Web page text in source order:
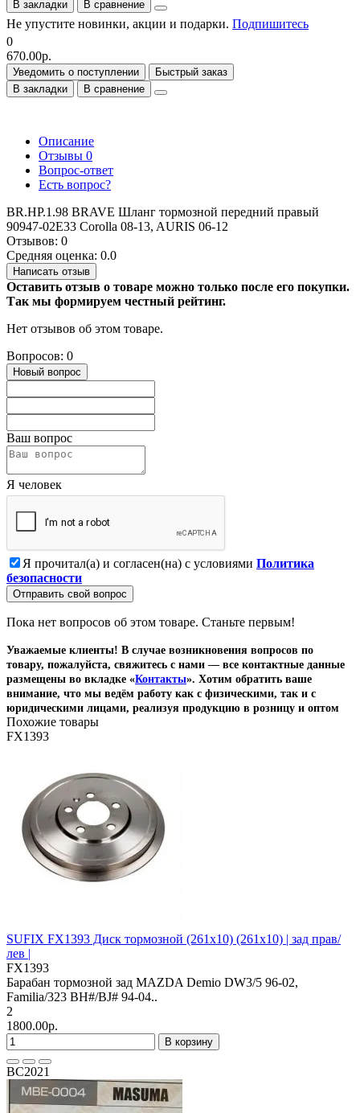
В закладки В сравнение
Не упустите новинки, акции и подарки. Подпишитесь
0
670.00р.
Уведомить о поступлении
Быстрый заказ
В закладки
В сравнение
Описание
Отзывы 0
Вопрос-ответ
Есть вопрос?
BR.HP.1.98 BRAVE Шланг тормозной передний правый
90947-02E33 Corolla 08-13, AURIS 06-12
Отзывов: 0
Средняя оценка: 0.0
Написать отзыв
Оставить отзыв о товаре можно только после его покупки.
Так мы формируем честный рейтинг.
Нет отзывов об этом товаре.
Вопросов: 0
Новый вопрос
Ваш вопрос
Я человек
Я прочитал(а) и согласен(на) с условиями Политика
безопасности
Отправить свой вопрос
Пока нет вопросов об этом товаре. Станьте первым!
Уважаемые клиенты! В случае возникновения вопросов по
товару, пожалуйста, свяжитесь с нами — все контактные данные
размещены во вкладке «Контакты». Хотим обратить ваше
внимание, что мы ведём работу как с физическими, так и с
юридическими лицами, реализуя продукцию в розницу и оптом
Похожие товары
FX1393
SUFIX FX1393 Диск тормозной (261x10) (261x10) | зад прав/
лев |
FX1393
Барабан тормозной зад MAZDA Demio DW3/5 96-02,
Familia/323 BH#/BJ# 94-04..
2
1800.00р.
В корзину
BC2021